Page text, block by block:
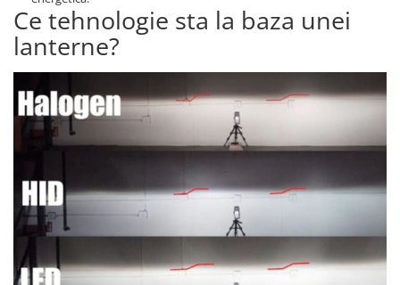
Acumulatori si Baterii
Acumulatori
Distributie Comutatie si Protectie
Contoare si Relee Electrice
Sigurante Automate
Sigurante Diferentiale RCBO
Protectii diferentiale RCCB
Dispozitive AFDD detectare defect
arc electric
Descarcatoare de Supratensiune
Ce tehnologie sta la baza unei
lanterne?